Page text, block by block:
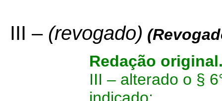
III – (revogado)
Redação
III – alterado o §